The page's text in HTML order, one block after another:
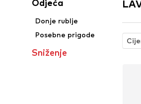
Odjeća
Donje rublje
Posebne prigode
Sniženje